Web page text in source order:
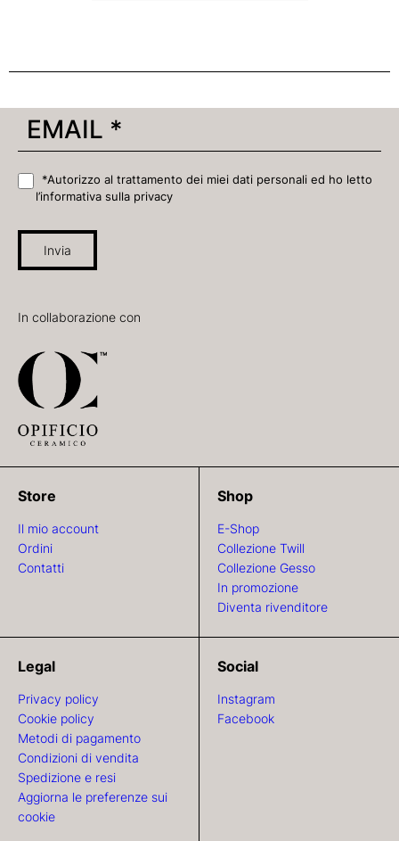
*Autorizzo al trattamento dei miei dati personali ed ho letto
l’informativa sulla privacy
Invia
In collaborazione con
Store
Il mio account
Ordini
Contatti
Shop
E-Shop
Collezione Twill
Collezione Gesso
In promozione
Diventa rivenditore
Legal
Privacy policy
Cookie policy
Metodi di pagamento
Condizioni di vendita
Spedizione e resi
Aggiorna le preferenze sui
cookie
Social
Instagram
Facebook